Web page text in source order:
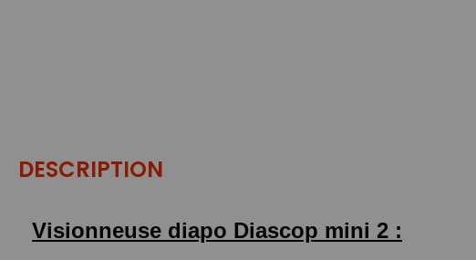
DESCRIPTION
Visionneuse diapo Diascop mini 2 :